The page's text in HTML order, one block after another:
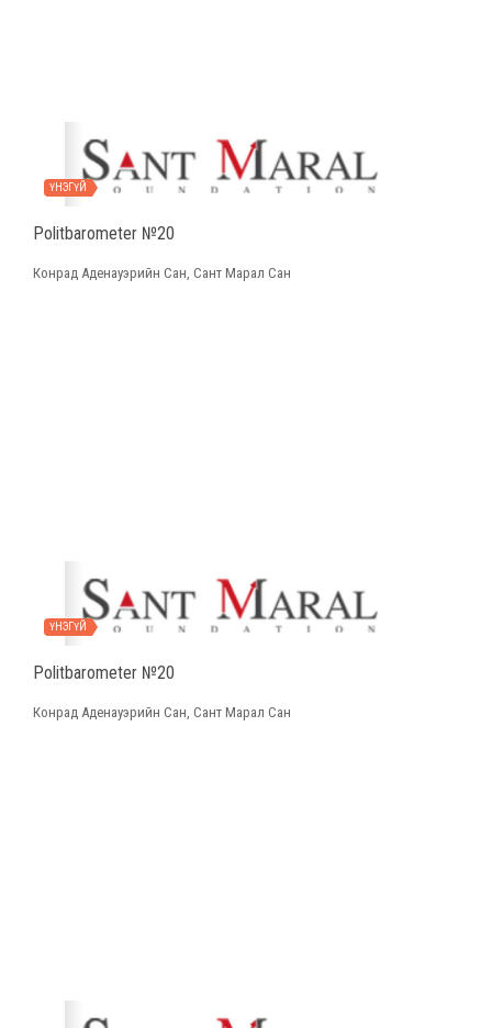
ҮНЭГҮЙ
Politbarometer №20
Конрад Аденауэрийн Сан, Сант Марал Сан
ҮНЭГҮЙ
Politbarometer №20
Конрад Аденауэрийн Сан, Сант Марал Сан